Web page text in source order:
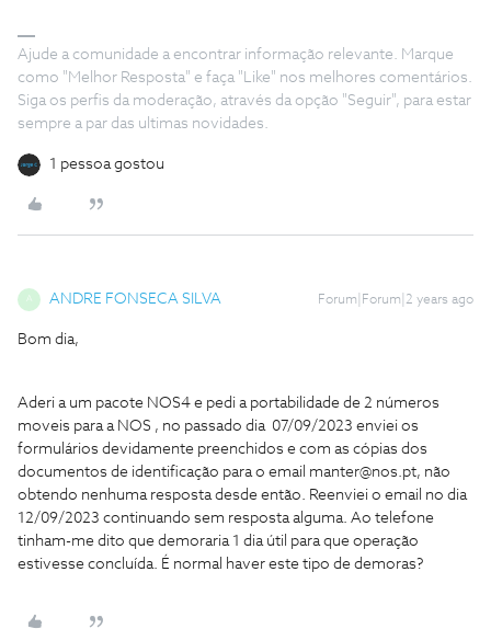
Ajude a comunidade a encontrar informação relevante. Marque
como "Melhor Resposta" e faça "Like" nos melhores comentários.
Siga os perfis da moderação, através da opção "Seguir", para estar
sempre a par das ultimas novidades.
1 pessoa gostou
A ANDRE FONSECA SILVA Forum|Forum|2 years ago
Bom dia,
Aderi a um pacote NOS4 e pedi a portabilidade de 2 números
moveis para a NOS , no passado dia 07/09/2023 enviei os
formulários devidamente preenchidos e com as cópias dos
documentos de identificação para o email manter@nos.pt, não
obtendo nenhuma resposta desde então. Reenviei o email no dia
12/09/2023 continuando sem resposta alguma. Ao telefone
tinham-me dito que demoraria 1 dia útil para que operação
estivesse concluída. É normal haver este tipo de demoras?